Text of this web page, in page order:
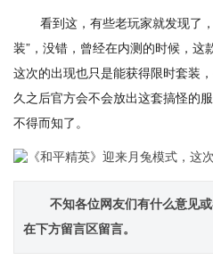
看到这，有些老玩家就发现了
装”，没错，曾经在内测的时候，这
这次的出现也只是能获得限时套装
久之后官方会不会放出这套搞怪的
不得而知了。
不知各位网友们有什么意见
在下方留言区留言。